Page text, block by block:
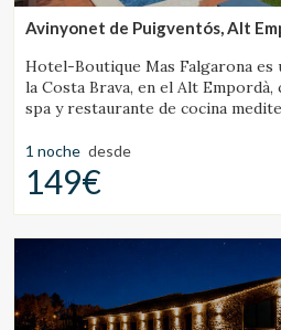
Avinyonet de Puigventós, Alt
Hotel-Boutique Mas Falgarona es
la Costa Brava, en el Alt
spa y restaurante de cocina
1 noche desde
149€